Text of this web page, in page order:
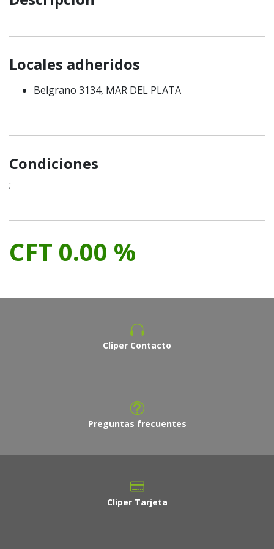
Locales adheridos
Belgrano 3134, MAR DEL PLATA
Condiciones
;
CFT 0.00 %
Cliper Contacto
Preguntas frecuentes
Cliper Tarjeta